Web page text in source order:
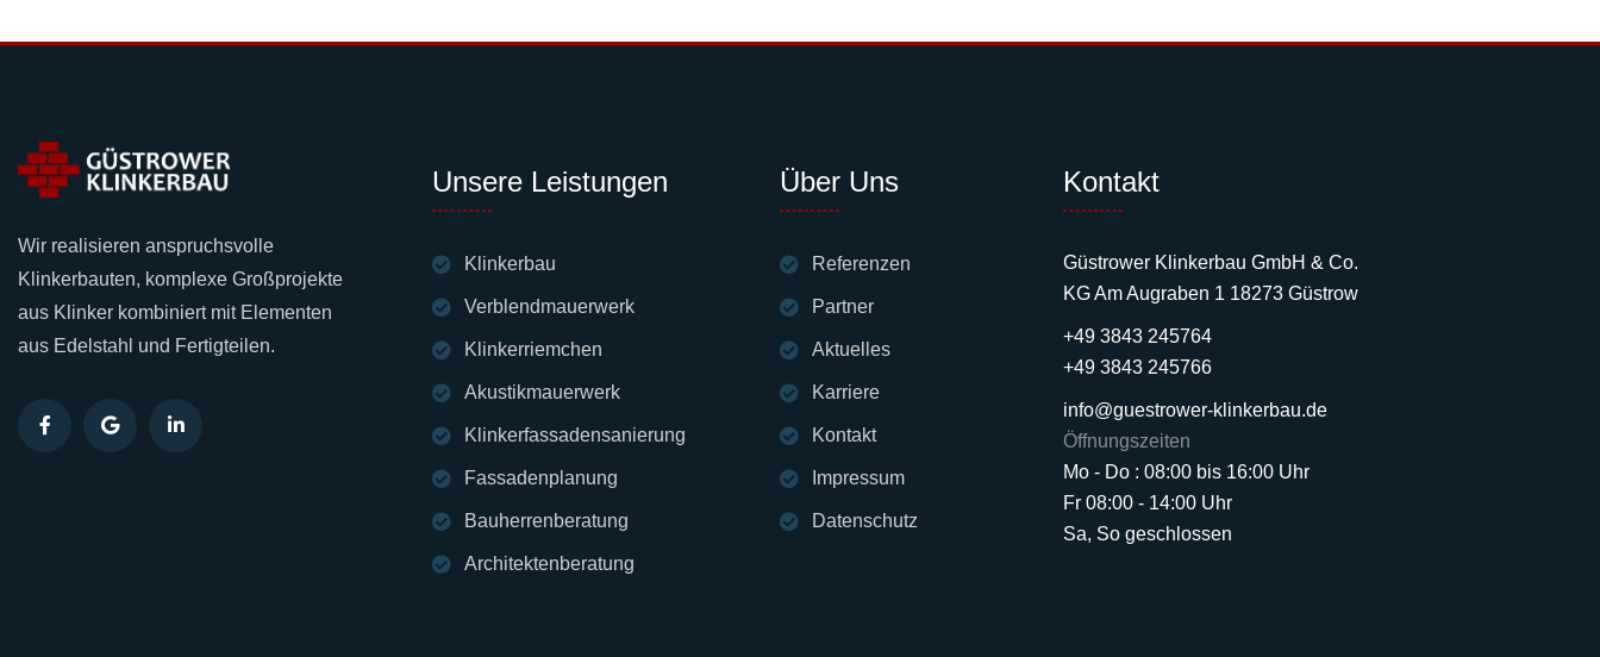
Wir realisieren anspruchsvolle
Klinkerbauten, komplexe Großprojekte
aus Klinker kombiniert mit Elementen
aus Edelstahl und Fertigteilen.
Unsere Leistungen
Klinkerbau
Verblendmauerwerk
Klinkerriemchen
Akustikmauerwerk
Klinkerfassadensanierung
Fassadenplanung
Bauherrenberatung
Architektenberatung
Über Uns
Referenzen
Partner
Aktuelles
Karriere
Kontakt
Impressum
Datenschutz
Kontakt
Güstrower Klinkerbau GmbH & Co.
KG Am Augraben 1 18273 Güstrow
+49 3843 245764
+49 3843 245766
info@guestrower-klinkerbau.de
Öffnungszeiten
Mo - Do : 08:00 bis 16:00 Uhr
Fr 08:00 - 14:00 Uhr
Sa, So geschlossen